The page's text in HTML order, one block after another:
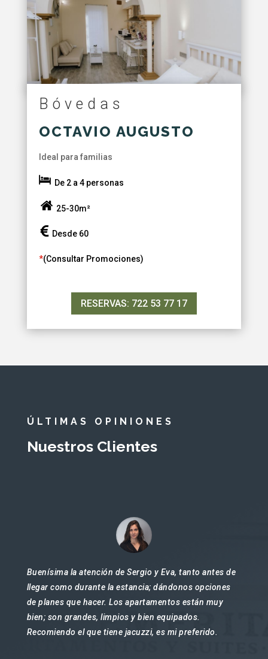
Bóvedas
OCTAVIO AUGUSTO
Ideal para familias
De 2 a 4 personas
25-30m²
Desde 60
*(Consultar Promociones)
RESERVAS: 722 53 77 17
ÚLTIMAS OPINIONES
Nuestros Clientes
Buenísima la atención de Sergio y Eva, tanto antes de
llegar como durante la estancia; dándonos opciones
de planes que hacer. Los apartamentos están muy
bien; son grandes, limpios y bien equipados.
Recomiendo el que tiene jacuzzi, es mi preferido.